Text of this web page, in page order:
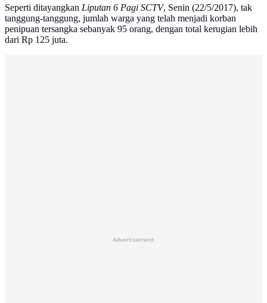
Seperti ditayangkan Liputan 6 Pagi SCTV, Senin (22/5/2017), tak
tanggung-tanggung, jumlah warga yang telah menjadi korban
penipuan tersangka sebanyak 95 orang, dengan total kerugian lebih
dari Rp 125 juta.
Advertisement